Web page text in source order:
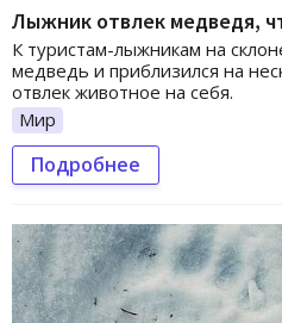
Лыжник отвлек медведя,
К туристам-лыжникам на
медведь и приблизился на
отвлек животное на себя.
Мир
Подробнее